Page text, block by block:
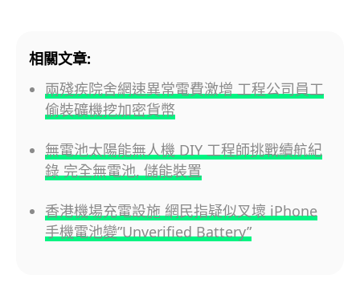
相關文章:
兩殘疾院舍網速異常電費激增 工程公司員工
偷裝礦機挖加密貨幣
無電池太陽能無人機 DIY 工程師挑戰續航紀
錄 完全無電池, 儲能裝置
香港機場充電設施 網民指疑似叉壞 iPhone
手機電池變”Unverified Battery”